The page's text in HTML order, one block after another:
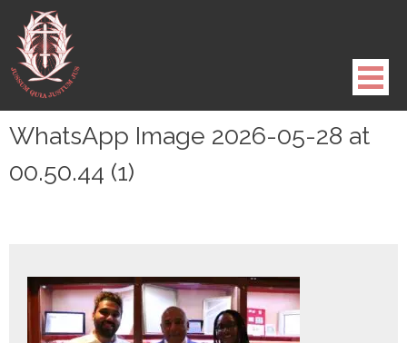
para
conteúdo
WhatsApp Image 2026-05-28 at
00.50.44 (1)